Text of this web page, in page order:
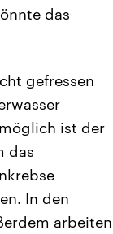
das
gefressen
ist der
das
In den
arbeiten